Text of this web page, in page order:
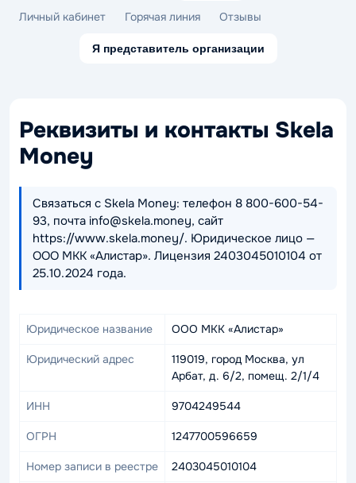
Личный кабинет Горячая линия Отзывы
Я представитель организации
Реквизиты и контакты Skela
Money
Связаться с Skela Money: телефон 8 800-600-54-
93, почта info@skela.money, сайт
https://www.skela.money/. Юридическое лицо —
ООО МКК «Алистар». Лицензия 2403045010104 от
25.10.2024 года.
Юридическое название ООО МКК «Алистар»
Юридический адрес
119019, город Москва, ул
Арбат, д. 6/2, помещ. 2/1/4
ИНН 9704249544
ОГРН 1247700596659
Номер записи в реестре 2403045010104